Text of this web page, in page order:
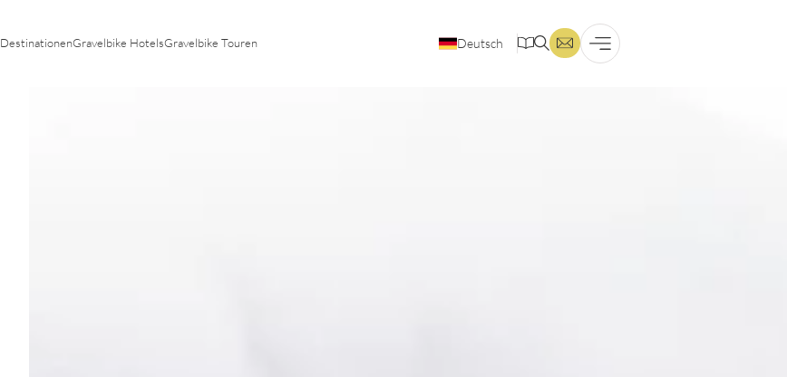
DestinationenGravelbike HotelsGravelbike Touren Deutsch